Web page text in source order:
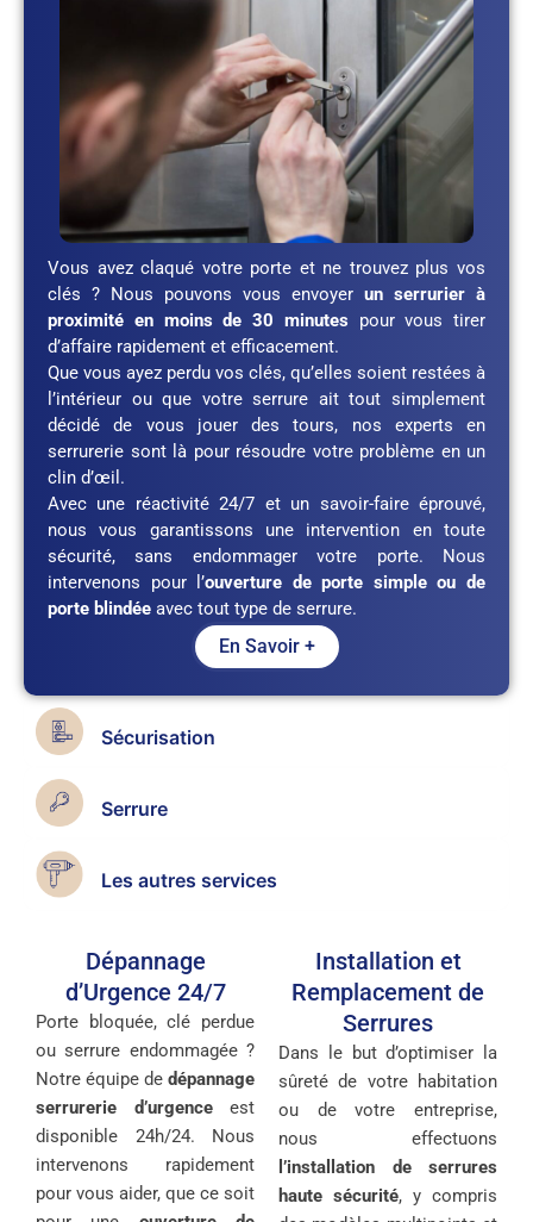
Vous avez claqué votre porte et ne trouvez plus vos
clés ? Nous pouvons vous envoyer un serrurier à
proximité en moins de 30 minutes pour vous tirer
d’affaire rapidement et efficacement.
Que vous ayez perdu vos clés, qu’elles soient restées à
l’intérieur ou que votre serrure ait tout simplement
décidé de vous jouer des tours, nos experts en
serrurerie sont là pour résoudre votre problème en un
clin d’œil.
Avec une réactivité 24/7 et un savoir-faire éprouvé,
nous vous garantissons une intervention en toute
sécurité, sans endommager votre porte. Nous
intervenons pour l’ouverture de porte simple ou de
porte blindée avec tout type de serrure.
En Savoir +
Sécurisation
Serrure
Les autres services
Dépannage
d’Urgence 24/7
Porte bloquée, clé perdue
ou serrure endommagée ?
Notre équipe de dépannage
serrurerie d’urgenceest
disponible 24h/24. Nous
intervenons rapidement
pour vous aider, que ce soit
Installation et
Remplacement de
Serrures
Dans le but d’optimiser la
sûreté de votre habitation
ou de votre entreprise,
nous effectuons
l’installation de serrures
haute sécurité, y compris